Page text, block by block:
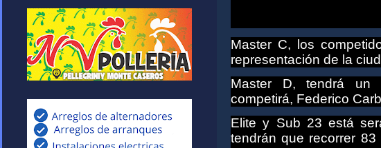
Master C, los
representación de la
Master D, tendrá un
competirá, Federico
Elite y Sub 23 está
tendrán que recorrer